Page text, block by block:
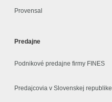
Provensal
Predajne
Podnikové predajne firmy FINES
Predajcovia v Slovenskej republike